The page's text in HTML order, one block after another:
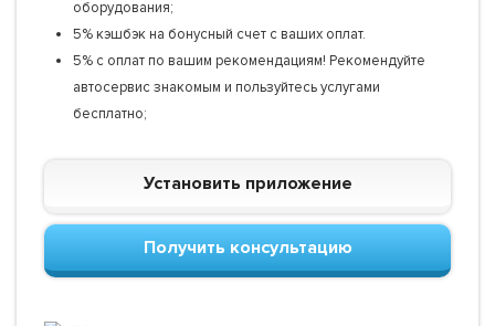
оборудования;
5% кэшбэк на бонусный счет с ваших оплат.
5% с оплат по вашим рекомендациям! Рекомендуйте
автосервис знакомым и пользуйтесь услугами
бесплатно;
Установить приложение
Получить консультацию